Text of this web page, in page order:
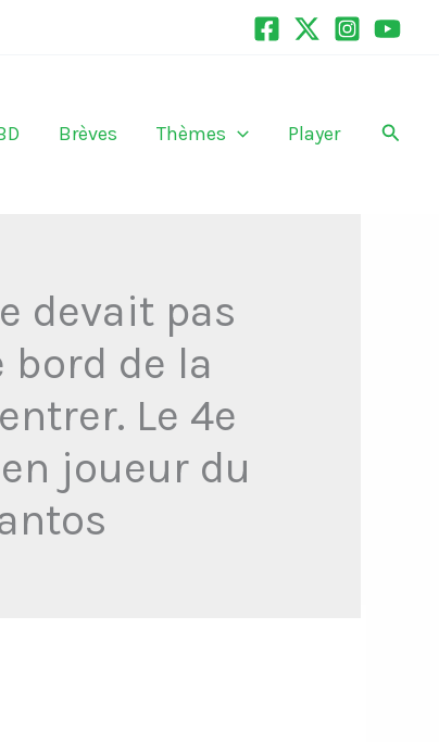
Brèves Thèmes Player
devait pas
de la
Le 4e
joueur du